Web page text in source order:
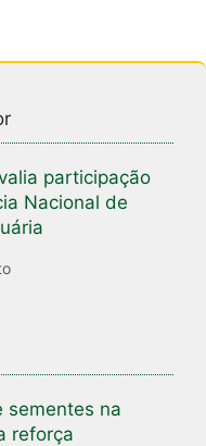
participação
Nacional de
sementes na
reforça